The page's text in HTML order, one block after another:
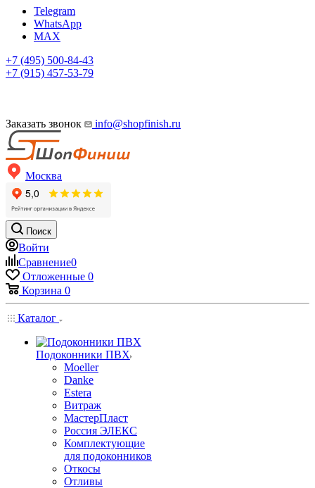
Telegram
WhatsApp
MAX
+7 (495) 500-84-43
+7 (915) 457-53-79
Заказать звонок info@shopfinish.ru
Москва
Поиск
Войти
Сравнение0
Отложенные 0
Корзина 0
Каталог
Подоконники ПВХ
Moeller
Danke
Estera
Витраж
МастерПласт
Россия ЭЛЕКС
Комплектующие
для подоконников
Откосы
Отливы